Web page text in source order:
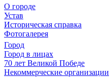
О городе
Устав
Историческая справка
Фотогалерея
Город
Город в лицах
70 лет Великой Победе
Некоммерческие организации